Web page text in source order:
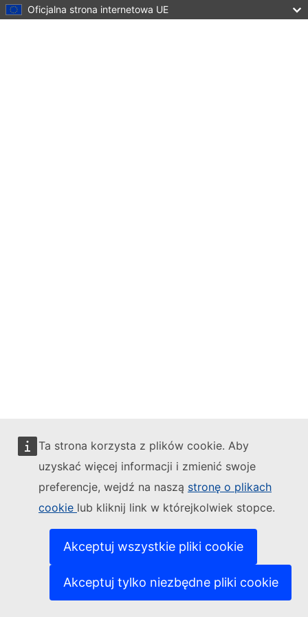
Oficjalna strona internetowa UE
Ta strona korzysta z plików cookie. Aby
uzyskać więcej informacji i zmienić swoje
preferencje, wejdź na naszą stronę o plikach
cookie lub kliknij link w którejkolwiek stopce.
Akceptuj wszystkie pliki cookie
Akceptuj tylko niezbędne pliki cookie